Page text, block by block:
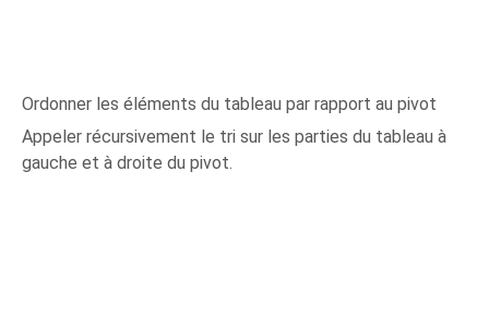
Ordonner les éléments du tableau par rapport au pivot
Appeler récursivement le tri sur les parties du tableau à
gauche et à droite du pivot.